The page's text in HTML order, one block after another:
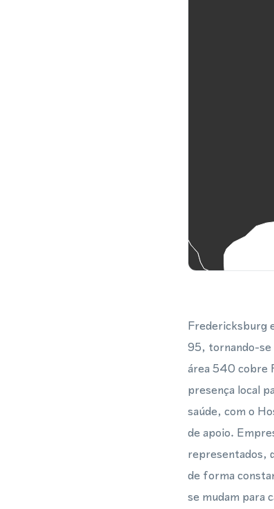
Fredericksburg
95, tornando-se
área 540 cobre
presença local
saúde, com o
de apoio.
representados,
de forma
se mudam para